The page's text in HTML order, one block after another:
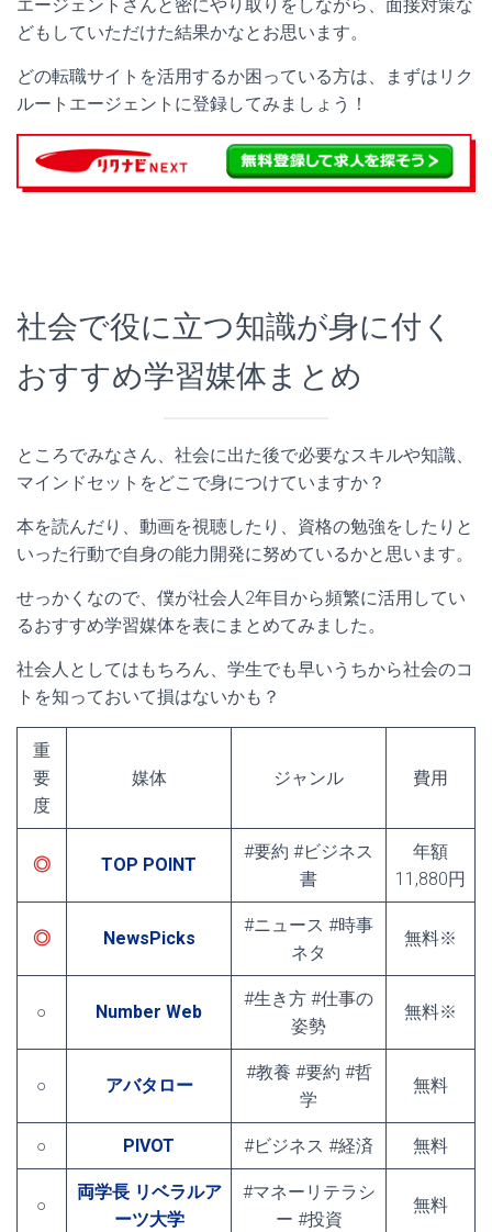
エージェントさんと密にやり取りをしながら、面接対策な
どもしていただけた結果かなとお思います。
どの転職サイトを活用するか困っている方は、まずはリク
ルートエージェントに登録してみましょう！
社会で役に立つ知識が身に付く
おすすめ学習媒体まとめ
ところでみなさん、社会に出た後で必要なスキルや知識、
マインドセットをどこで身につけていますか？
本を読んだり、動画を視聴したり、資格の勉強をしたりと
いった行動で自身の能力開発に努めているかと思います。
せっかくなので、僕が社会人2年目から頻繁に活用してい
るおすすめ学習媒体を表にまとめてみました。
社会人としてはもちろん、学生でも早いうちから社会のコ
トを知っておいて損はないかも？
重
要
度
媒体 ジャンル 費用
◎ TOP POINT
#要約 #ビジネス
書
年額
11,880円
◎ NewsPicks
#ニュース #時事
ネタ
無料※
○ Number Web
#生き方 #仕事の
姿勢
無料※
○ アバタロー
#教養 #要約 #哲
学
無料
○ PIVOT #ビジネス #経済 無料
○
両学長 リベラルア
ーツ大学
#マネーリテラシ
ー #投資
無料